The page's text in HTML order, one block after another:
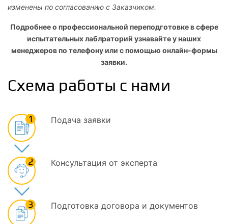
изменены по согласованию с Заказчиком.
Подробнее о профессиональной переподготовке в сфере
испытательных лаблраторий узнавайте у наших
менеджеров по телефону или с помощью онлайн-формы
заявки.
Схема работы с нами
1 Подача заявки
2 Консультация от эксперта
3 Подготовка договора и документов